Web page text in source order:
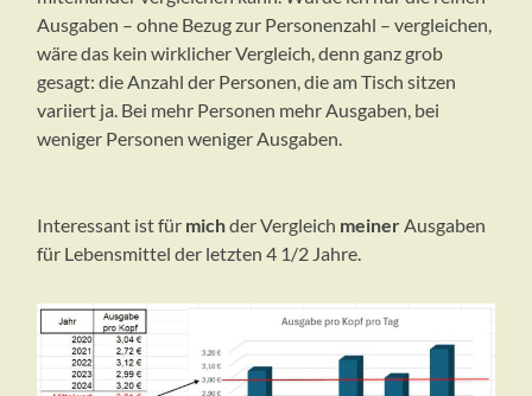
Ausgaben – ohne Bezug zur Personenzahl – vergleichen,
wäre das kein wirklicher Vergleich, denn ganz grob
gesagt: die Anzahl der Personen, die am Tisch sitzen
variiert ja. Bei mehr Personen mehr Ausgaben, bei
weniger Personen weniger Ausgaben.
Interessant ist für michder Vergleich meiner Ausgaben
für Lebensmittel der letzten 4 1/2 Jahre.